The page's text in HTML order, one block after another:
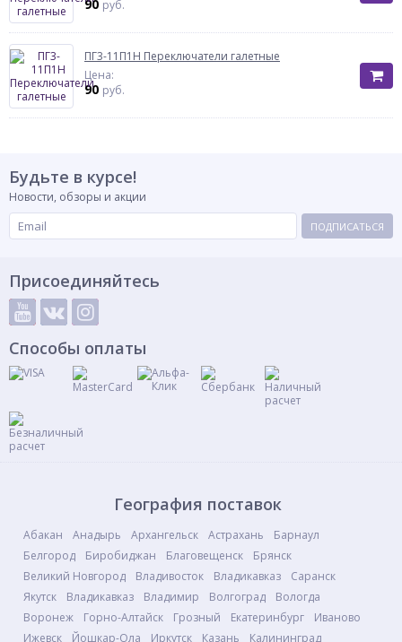
90 руб.
ПГ3-11П1Н Переключатели галетные
Цена:
90 руб.
Будьте в курсе!
Новости, обзоры и акции
ПОДПИСАТЬСЯ
Присоединяйтесь
Способы оплаты
География поставок
Абакан Анадырь Архангельск Астрахань
Барнаул
Белгород
Биробиджан Благовещенск
Брянск
Великий Новгород
Владивосток Владикавказ
Саранск
Якутск
Владикавказ Владимир Волгоград
Вологда
Воронеж
Горно-Алтайск Грозный Екатеринбург
Иваново
Ижевск
Йошкар-Ола Иркутск Казань Калининград